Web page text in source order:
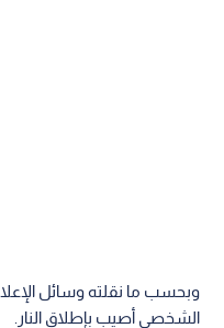
وبحسب ما نقلته وسائل
الشخصي أصيب بإطلاق النار.